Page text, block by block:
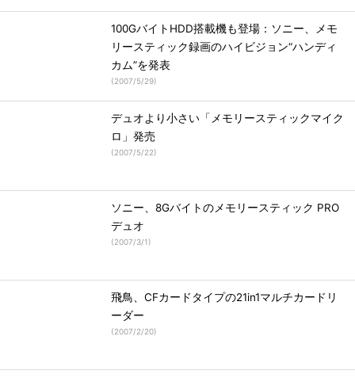
100GバイトHDD搭載機も登場：ソニー、メモ
リースティック録画のハイビジョン“ハンディ
カム”を発表
(2007/5/29)
デュオより小さい「メモリースティックマイク
ロ」発売
(2007/5/22)
ソニー、8Gバイトのメモリースティック PRO
デュオ
(2007/3/1)
飛鳥、CFカードタイプの21in1マルチカードリ
ーダー
(2007/2/20)